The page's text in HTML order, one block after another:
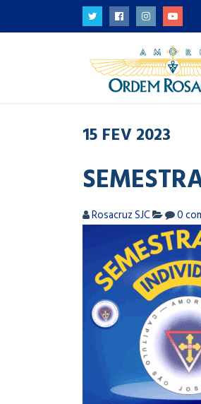
15 FEV2023
Rosacruz SJC 0